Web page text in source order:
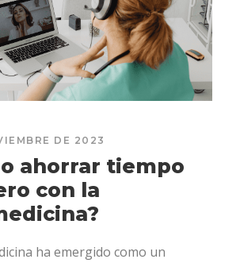
DE 2023
ahorrar tiempo
con la
ha emergido como un